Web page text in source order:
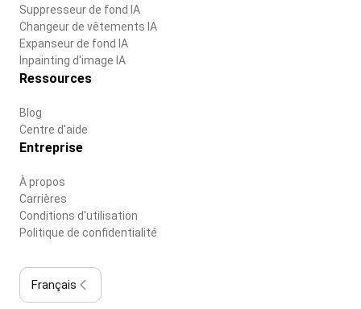
Suppresseur de fond IA
Changeur de vêtements IA
Expanseur de fond IA
Inpainting d'image IA
Ressources
Blog
Centre d'aide
Entreprise
À propos
Carrières
Conditions d'utilisation
Politique de confidentialité
Français